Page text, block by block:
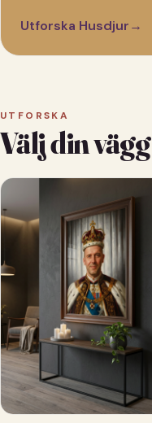
Utforska Husdjur→
UTFORSKA
Välj din vägg